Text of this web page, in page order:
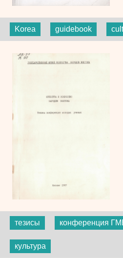
Korea guidebook
тезисы конференция
культура